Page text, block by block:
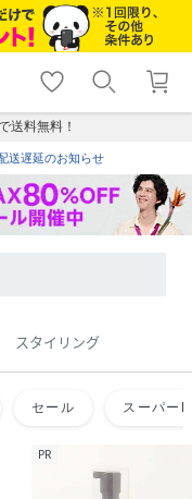
shopping_cart lock_outline
ログイン
送料無料！
送遅延のお知らせ
スタイリング
セール スーパー
PR